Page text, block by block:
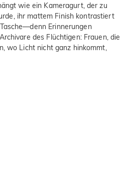
wie ein Kameragurt, der zu
ihr mattem Finish kontrastiert
Erinnerungen
des Flüchtigen: Frauen, die
wo Licht nicht ganz hinkommt,